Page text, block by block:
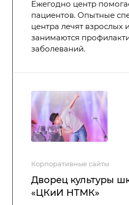
Ежегодно центр
пациентов. Опытные
центра лечят взрослых
занимаются
заболеваний.
Корпоративные сайты
Дворец культуры
«ЦКиИ НТМК»